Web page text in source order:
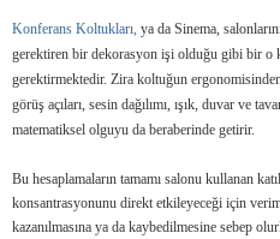
Konferans Koltukları, ya da Sinema
gerektiren bir dekorasyon işi olduğu gibi bir o
gerektirmektedir. Zira koltuğun
görüş açıları, sesin dağılımı, ışık, duvar ve
matematiksel olguyu da beraberinde getirir.
Bu hesaplamaların tamamı salonu kullanan
konsantrasyonunu direkt etkileyeceği için
kazanılmasına ya da kaybedilmesine sebep